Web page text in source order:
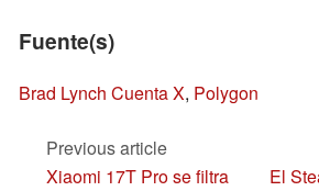
Fuente(s)
Brad Lynch Cuenta X, Polygon
Previous article
Xiaomi 17T Pro se filtra
El